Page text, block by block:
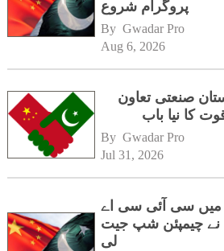
پروگرام شروع
By Gwadar Pro
Aug 6, 2026
پاکستان صنعتی تعاون
کا نیا باب
By Gwadar Pro
Jul 31, 2026
میں سی آئی سی اے
نے چیمپئن شپ جیت
لی